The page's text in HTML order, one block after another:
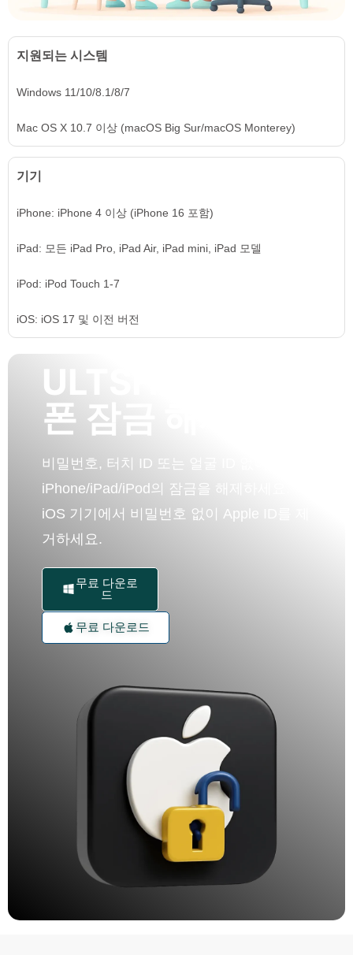
지원되는 시스템
Windows 11/10/8.1/8/7
Mac OS X 10.7 이상 (macOS Big Sur/macOS Monterey)
기기
iPhone: iPhone 4 이상 (iPhone 16 포함)
iPad: 모든 iPad Pro, iPad Air, iPad mini, iPad 모델
iPod: iPod Touch 1-7
iOS: iOS 17 및 이전 버전
ULTSHARE 아이
폰 잠금 해제
비밀번호, 터치 ID 또는 얼굴 ID 없이
iPhone/iPad/iPod의 잠금을 해제하세요.
iOS 기기에서 비밀번호 없이 Apple ID를 제
거하세요.
무료 다운로
드
무료 다운로드